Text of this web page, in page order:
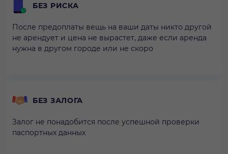
БЕЗ РИСКА
После предоплаты вещь на ваши даты никто другой
не арендует и цена не вырастет, даже если аренда
нужна в другом городе или не скоро
БЕЗ ЗАЛОГА
Залог не понадобится после успешной проверки
паспортных данных